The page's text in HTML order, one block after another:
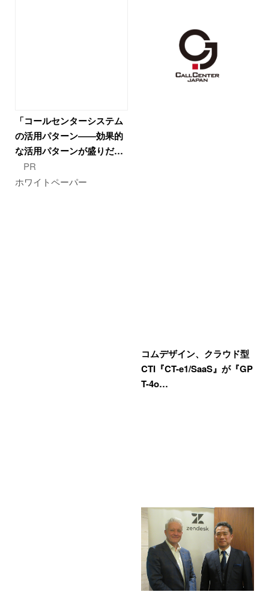
「コールセンターシステム
の活用パターン――効果的
な活用パターンが盛りだ…
PR
ホワイトペーパー
コムデザイン、クラウド型
CTI『CT-e1/SaaS』が『GP
T-4o…